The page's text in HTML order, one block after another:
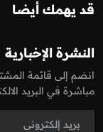
قد يهمك أيضا
النشرة الإخبارية
انضم إلى قائمة
مباشرة في البريد